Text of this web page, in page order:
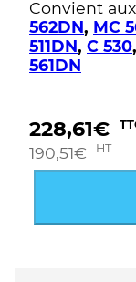
Convient
562DN, MC
511DN, C 530,
561DN
228,61€
190,51€ HT